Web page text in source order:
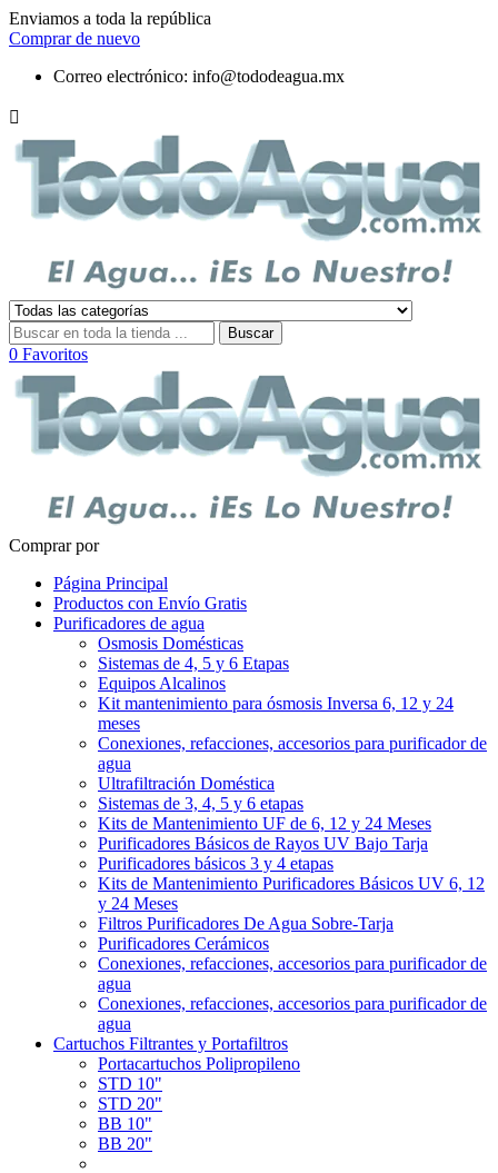
Enviamos a toda la república
Comprar de nuevo
Correo electrónico: info@tododeagua.mx

Buscar
0 Favoritos
Comprar por
Página Principal
Productos con Envío Gratis
Purificadores de agua
Osmosis Domésticas
Sistemas de 4, 5 y 6 Etapas
Equipos Alcalinos
Kit mantenimiento para ósmosis Inversa 6, 12 y 24
meses
Conexiones, refacciones, accesorios para purificador de
agua
Ultrafiltración Doméstica
Sistemas de 3, 4, 5 y 6 etapas
Kits de Mantenimiento UF de 6, 12 y 24 Meses
Purificadores Básicos de Rayos UV Bajo Tarja
Purificadores básicos 3 y 4 etapas
Kits de Mantenimiento Purificadores Básicos UV 6, 12
y 24 Meses
Filtros Purificadores De Agua Sobre-Tarja
Purificadores Cerámicos
Conexiones, refacciones, accesorios para purificador de
agua
Conexiones, refacciones, accesorios para purificador de
agua
Cartuchos Filtrantes y Portafiltros
Portacartuchos Polipropileno
STD 10"
STD 20"
BB 10"
BB 20"